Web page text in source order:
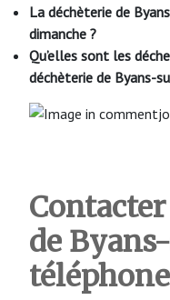
La déchèterie de
dimanche ?
Qu’elles sont les
déchèterie de Byans-
de
téléphone